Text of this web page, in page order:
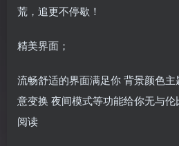
荒，追更不停歇！
精美界面；
流畅舒适的界面满足你 背景颜色
意变换 夜间模式等功能给你无与
阅读